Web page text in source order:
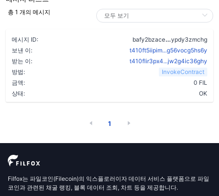
총 1 개의 메시지
메시지 ID: bafy2bzace
ypdy3zmchg
보낸 이:
t410ft5iipim...g56vocg5hs6y
받는 이:
t410flir3px4...jw2g4ic36ghy
방법:
InvokeContract
금액:
0 FIL
상태:
OK
1
Filfox는 파일코인(Filecoin)의 익스플로러이자 데이터 서비스 플랫폼으로 파일
코인과 관련된 채굴 랭킹, 블록 데이터 조회, 차트 등을 제공합니다.